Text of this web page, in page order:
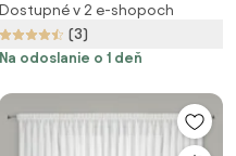
Dostupné v 2 e-shopoch
(3)
Na odoslanie o 1 deň